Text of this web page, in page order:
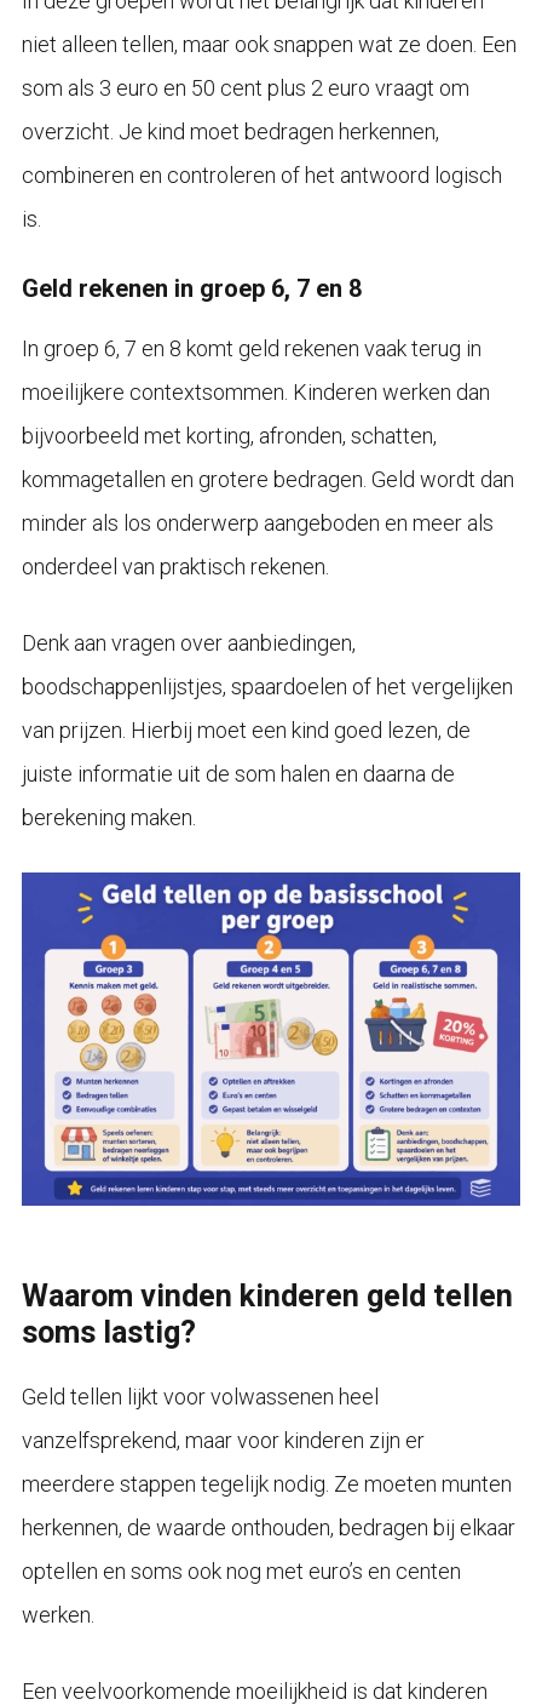
niet alleen tellen, maar ook snappen wat ze doen. Een
som als 3 euro en 50 cent plus 2 euro vraagt om
overzicht. Je kind moet bedragen herkennen,
combineren en controleren of het antwoord logisch
is.
Geld rekenen in groep 6, 7 en 8
In groep 6, 7 en 8 komt geld rekenen vaak terug in
moeilijkere contextsommen. Kinderen werken dan
bijvoorbeeld met korting, afronden, schatten,
kommagetallen en grotere bedragen. Geld wordt dan
minder als los onderwerp aangeboden en meer als
onderdeel van praktisch rekenen.
Denk aan vragen over aanbiedingen,
boodschappenlijstjes, spaardoelen of het vergelijken
van prijzen. Hierbij moet een kind goed lezen, de
juiste informatie uit de som halen en daarna de
berekening maken.
Waarom vinden kinderen geld tellen
soms lastig?
Geld tellen lijkt voor volwassenen heel
vanzelfsprekend, maar voor kinderen zijn er
meerdere stappen tegelijk nodig. Ze moeten munten
herkennen, de waarde onthouden, bedragen bij elkaar
optellen en soms ook nog met euro’s en centen
werken.
Een veelvoorkomende moeilijkheid is dat kinderen